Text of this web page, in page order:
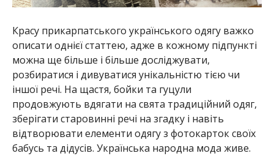
Красу прикарпатського українського одягу важко
описати однієї статтею, адже в кожному підпункті
можна ще більше і більше досліджувати,
розбиратися і дивуватися унікальністю тією чи
іншої речі. На щастя, бойки та гуцули
продовжують вдягати на свята традиційний одяг,
зберігати старовинні речі на згадку і навіть
відтворювати елементи одягу з фотокарток своїх
бабусь та дідусів. Українська народна мода живе.